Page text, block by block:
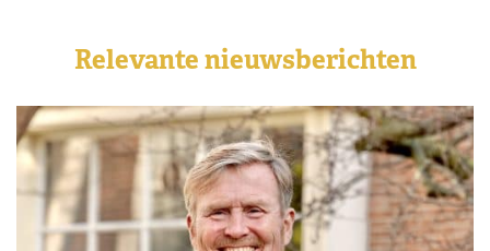
Relevante nieuwsberichten